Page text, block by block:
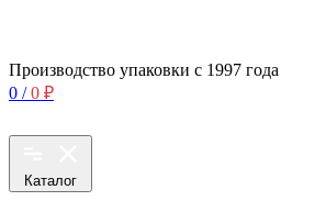
Производство упаковки с 1997 года
0 / 0 ₽
Каталог